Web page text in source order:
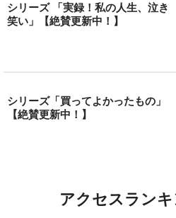
シリーズ 「実録！私の人生、泣き
笑い」【絶賛更新中！】
シリーズ「買ってよかったもの」
【絶賛更新中！】
アクセスラン